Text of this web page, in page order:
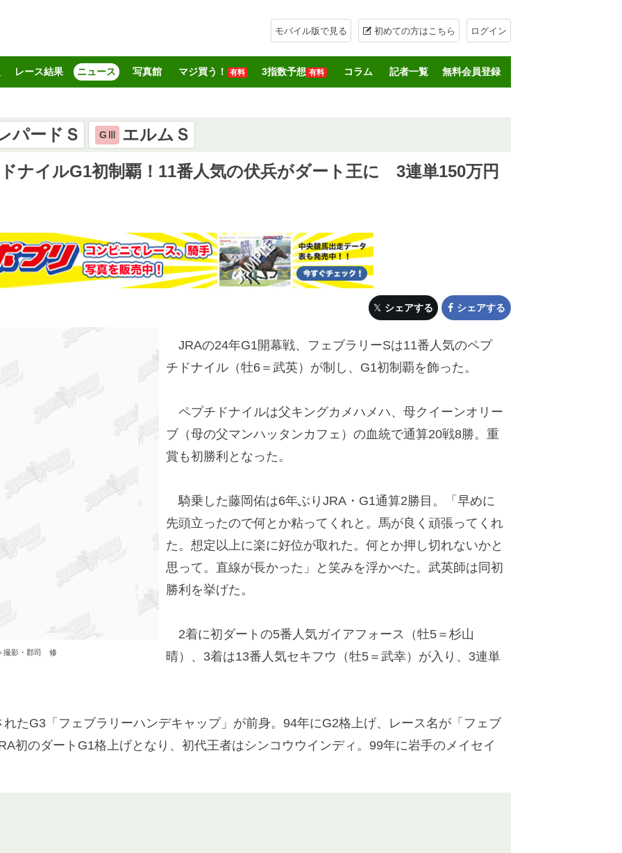
モバイル版で見る 初めての方はこちら ログイン
レース結果 ニュース 写真館 マジ買う！ 有料 3指数予想 有料 コラム 記者一覧 無料会員登録
パードＳ GⅢ
エルムＳ
ナイルG1初制覇！11番人気の伏兵がダート王に 3連単150万円
シェアする シェアする
撮影・郡司 修
JRAの24年G1開幕戦、フェブラリーSは11番人気のペプ
チドナイル（牡6＝武英）が制し、G1初制覇を飾った。
ペプチドナイルは父キングカメハメハ、母クイーンオリー
ブ（母の父マンハッタンカフェ）の血統で通算20戦8勝。重
賞も初勝利となった。
騎乗した藤岡佑は6年ぶりJRA・G1通算2勝目。「早めに
先頭立ったので何とか粘ってくれと。馬が良く頑張ってくれ
た。想定以上に楽に好位が取れた。何とか押し切れないかと
思って。直線が長かった」と笑みを浮かべた。武英師は同初
勝利を挙げた。
2着に初ダートの5番人気ガイアフォース（牡5＝杉山
晴）、3着は13番人気セキフウ（牡5＝武幸）が入り、3連単
G3「フェブラリーハンデキャップ」が前身。94年にG2格上げ、レース名が「フェブ
初のダートG1格上げとなり、初代王者はシンコウウインディ。99年に岩手のメイセイ